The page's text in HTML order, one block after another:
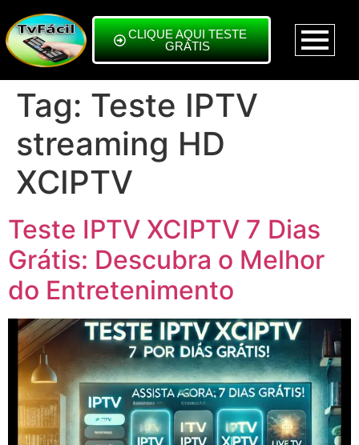
CLIQUE AQUI TESTE
GRÁTIS
Tag: Teste IPTV
streaming HD
XCIPTV
Teste IPTV XCIPTV 7 Dias
Grátis: Descubra o Melhor
do Entretenimento